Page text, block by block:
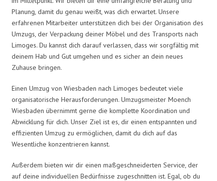
Planung, damit du genau weißt, was dich erwartet. Unsere
erfahrenen Mitarbeiter unterstützen dich bei der Organisation des
Umzugs, der Verpackung deiner Möbel und des Transports nach
Limoges. Du kannst dich darauf verlassen, dass wir sorgfältig mit
deinem Hab und Gut umgehen und es sicher an dein neues
Zuhause bringen.
Einen Umzug von Wiesbaden nach Limoges bedeutet viele
organisatorische Herausforderungen. Umzugsmeister Moench
Wiesbaden übernimmt gerne die komplette Koordination und
Abwicklung für dich. Unser Ziel ist es, dir einen entspannten und
effizienten Umzug zu ermöglichen, damit du dich auf das
Wesentliche konzentrieren kannst.
Außerdem bieten wir dir einen maßgeschneiderten Service, der
auf deine individuellen Bedürfnisse zugeschnitten ist. Egal, ob du